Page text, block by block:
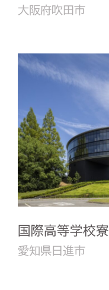
大阪府吹田市
国際高等学校寮
愛知県日進市